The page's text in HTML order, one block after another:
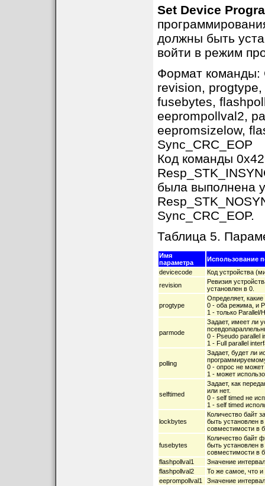
Set Device
должны быть
войти в режим
Формат команды:
revision,
fusebytes,
eeprompollval2,
eepromsizelow,
Sync_CRC_EOP
Код команды 0x42
была выполнена
Sync_CRC_EOP.
Таблица 5.
Имя
параметра
Использование
devicecode
Код устройства
revision
Ревизия
установлен в 0.
progtype
Определяет,
0 - оба режима, и
1 - только Parallel/
parmode
Задает, имеет ли
0 - Pseudo parallel
1 - Full parallel
polling
Задает, будет ли
0 - опрос не может
1 - может
selftimed
Задает, как
или нет.
0 - self timed не
1 - self timed
lockbytes
Количество байт
быть установлен
совместимости в
fusebytes
Количество байт
быть установлен
совместимости в
flashpollval1
Значение
flashpollval2
То же самое, что и
eeprompollval1
Значение